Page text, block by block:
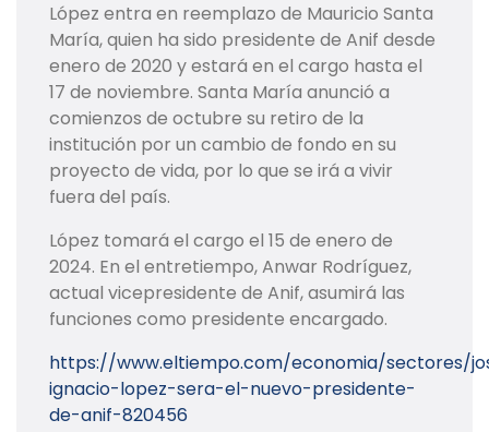
López entra en reemplazo de Mauricio Santa
María, quien ha sido presidente de Anif desde
enero de 2020 y estará en el cargo hasta el
17 de noviembre. Santa María anunció a
comienzos de octubre su retiro de la
institución por un cambio de fondo en su
proyecto de vida, por lo que se irá a vivir
fuera del país.
López tomará el cargo el 15 de enero de
2024. En el entretiempo, Anwar Rodríguez,
actual vicepresidente de Anif, asumirá las
funciones como presidente encargado.
https://www.eltiempo.com/economia/sectores/
ignacio-lopez-sera-el-nuevo-presidente-
de-anif-820456